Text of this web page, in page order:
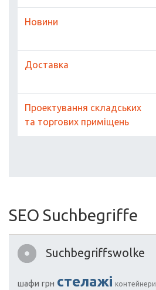
Новини
Доставка
Проектування складських
та торгових приміщень
SEO Suchbegriffe
Suchbegriffswolke
шафи грн стелажі контейнери